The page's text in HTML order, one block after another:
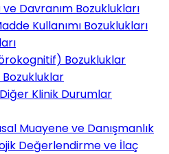
Davranım Bozuklukları
Kullanımı Bozuklukları
Bozukluklar
Klinik Durumlar
Muayene ve Danışmanlık
Değerlendirme ve İlaç